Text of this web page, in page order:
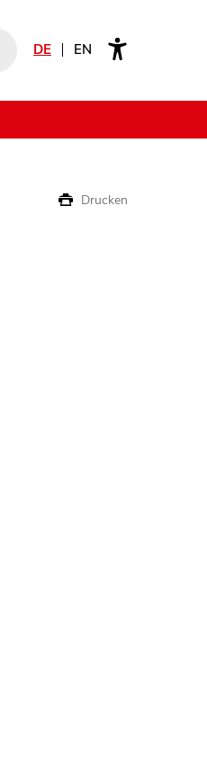
DE EN
Drucken